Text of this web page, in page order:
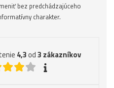
bez predchádzajúceho
charakter.
4,3od3 zákazníkov